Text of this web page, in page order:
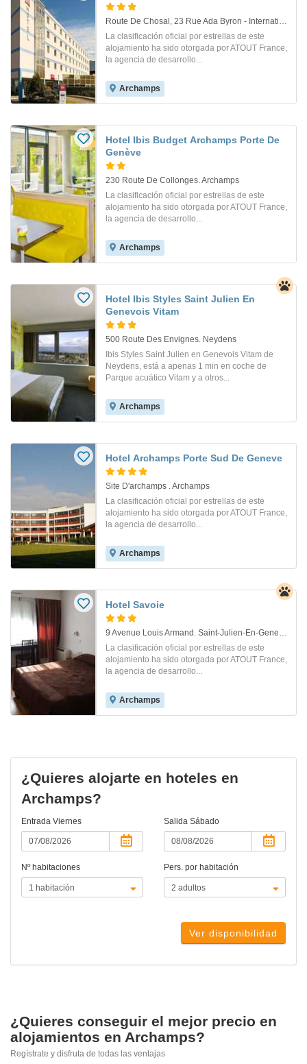
Route De Chosal, 23 Rue Ada Byron - International Business Park. Archamps
La clasificación oficial por estrellas de este
alojamiento ha sido otorgada por ATOUT France,
la agencia de desarrollo...
Archamps
Hotel Ibis Budget Archamps Porte De
Genève
230 Route De Collonges. Archamps
La clasificación oficial por estrellas de este
alojamiento ha sido otorgada por ATOUT France,
la agencia de desarrollo...
Archamps
Hotel Ibis Styles Saint Julien En
Genevois Vitam
500 Route Des Envignes. Neydens
Ibis Styles Saint Julien en Genevois Vitam de
Neydens, está a apenas 1 min en coche de
Parque acuático Vitam y a otros...
Archamps
Hotel Archamps Porte Sud De Geneve
Site D'archamps . Archamps
La clasificación oficial por estrellas de este
alojamiento ha sido otorgada por ATOUT France,
la agencia de desarrollo...
Archamps
Hotel Savoie
9 Avenue Louis Armand. Saint-Julien-En-Genevois
La clasificación oficial por estrellas de este
alojamiento ha sido otorgada por ATOUT France,
la agencia de desarrollo...
Archamps
¿Quieres alojarte en hoteles en
Archamps?
Entrada Viernes Salida Sábado
Nº habitaciones Pers. por habitación
Ver disponibilidad
¿Quieres conseguir el mejor precio en
alojamientos en Archamps?
Regístrate y disfruta de todas las ventajas